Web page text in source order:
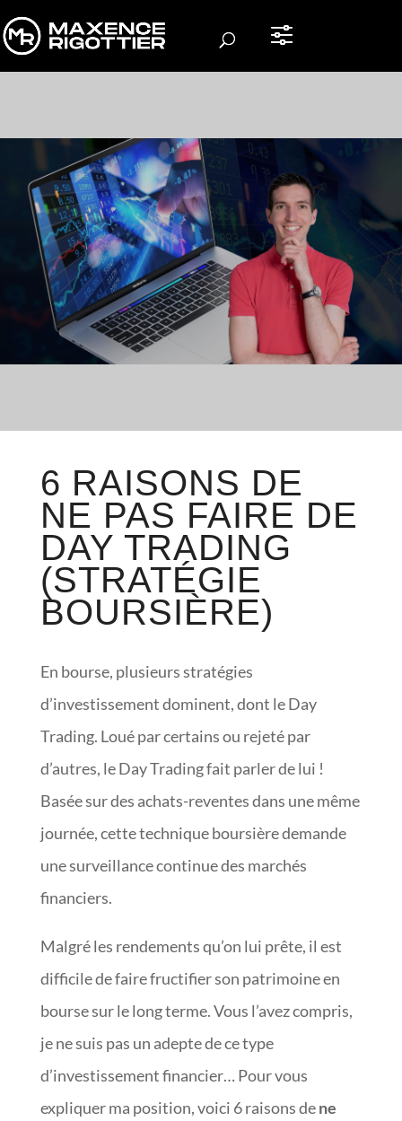
6 RAISONS DE
NE PAS FAIRE DE
DAY TRADING
(STRATÉGIE
BOURSIÈRE)
En bourse, plusieurs stratégies
d’investissement dominent, dont le Day
Trading. Loué par certains ou rejeté par
d’autres, le Day Trading fait parler de lui !
Basée sur des achats-reventes dans une même
journée, cette technique boursière demande
une surveillance continue des marchés
financiers.
Malgré les rendements qu’on lui prête, il est
difficile de faire fructifier son patrimoine en
bourse sur le long terme. Vous l’avez compris,
je ne suis pas un adepte de ce type
d’investissement financier… Pour vous
expliquer ma position, voici 6 raisons dene